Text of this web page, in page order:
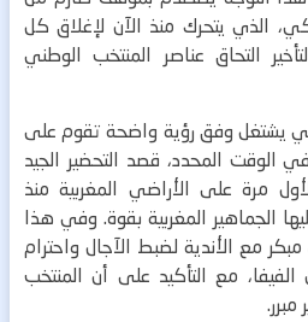
الذي يتحرك منذ الآن لإغلاق كل
التحاق عناصر المنتخب الوطني
يشتغل وفق رؤية واضحة تقوم على
الوقت المحدد، قصد التحضير الجيد
مرة على الأراضي المغربية منذ
الجماهير المغربية بقوة. وفي هذا
مع الأندية لضبط الآجال واحترام
الفيفا، مع التأكيد على أن المنتخب